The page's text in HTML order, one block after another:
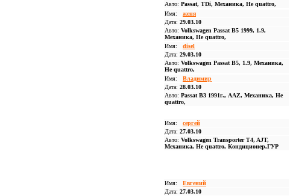
Авто: Passat, TDi, Механика, Не quattro,
Имя: женя
Дата: 29.03.10
Авто: Volkswagen Passat B5 1999, 1.9,
Механика, Не quattro,
Имя: disel
Дата: 29.03.10
Авто: Volkswagen Passat B5, 1.9, Механика,
Не quattro,
Имя: Владимир
Дата: 28.03.10
Авто: Passat B3 1991г., AAZ, Механика, Не
quattro,
Имя: сергей
Дата: 27.03.10
Авто: Volkswagen Transporter T4, AJT,
Механика, Не quattro, Кондиционер,ГУР
Имя: Евгений
Дата: 27.03.10